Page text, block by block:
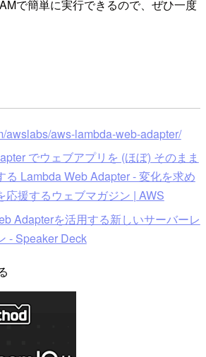
で簡単に実行できるので、ぜひ一度
awslabs/aws-lambda-web-adapter/
でウェブアプリを (ほぼ) そのまま
る Lambda Web Adapter - 変化を求め
応援するウェブマガジン | AWS
Adapterを活用する新しいサーバーレ
- Speaker Deck